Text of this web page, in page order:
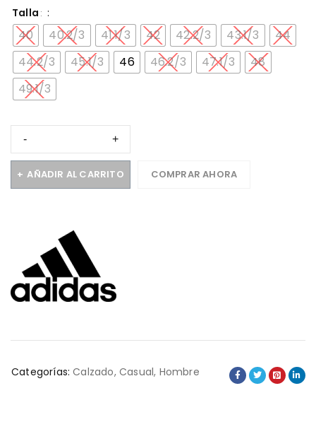
Talla
40 40.2/3 41.1/3 42 42.2/3 43.1/3
44
44.2/3
45.1/3 46 46.2/3 47.1/3
48
49.1/3
AÑADIR AL CARRITO COMPRAR AHORA
Categorías: Calzado,Casual, Hombre